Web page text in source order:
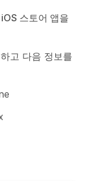
iOS 스토어 앱을
고 다음 정보를